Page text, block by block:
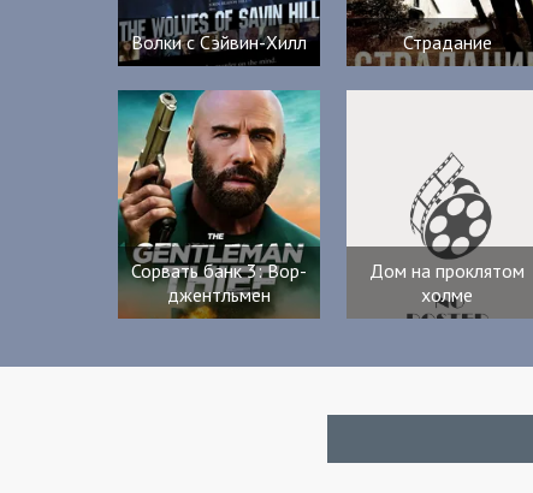
Волки с Сэйвин-Хилл Страдание
Сорвать банк 3: Вор-
джентльмен
Дом на проклятом
холме